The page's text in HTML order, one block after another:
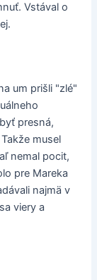
Vstával o
um prišli "zlé"
presná,
musel
nemal pocit,
pre Mareka
najmä v
viery a